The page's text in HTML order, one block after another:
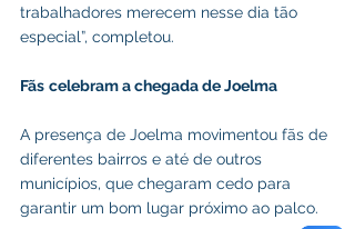
trabalhadores merecem nesse dia tão
especial”, completou.
Fãs celebram a chegada de Joelma
A presença de Joelma movimentou fãs de
diferentes bairros e até de outros
municípios, que chegaram cedo para
garantir um bom lugar próximo ao palco.